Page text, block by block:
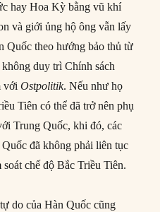
hay Hoa Kỳ bằng vũ khí
và giới ủng hộ ông vẫn lấy
Quốc theo hướng bảo thủ từ
duy trì Chính sách
vớiOstpolitik. Nếu như họ
Tiên có thể đã trở nên phụ
Trung Quốc, khi đó, các
đã không phải liên tục
chế độ Bắc Triều Tiên.
do của Hàn Quốc cũng